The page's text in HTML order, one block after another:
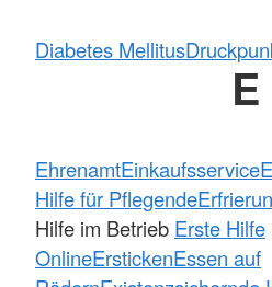
Diabetes Mellitus
E
EhrenamtEinkaufsservice
Hilfe für Pflegende
Hilfe im Betrieb Erste Hilfe
OnlineErstickenEssen auf